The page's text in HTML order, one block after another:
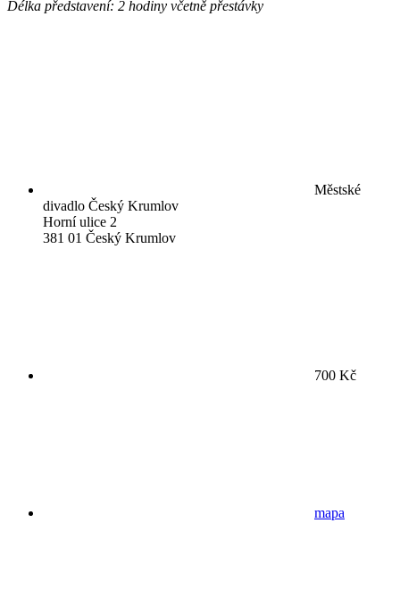
Délka představení: 2 hodiny včetně přestávky
Městské
divadlo Český Krumlov
Horní ulice 2
381 01 Český Krumlov
700 Kč
mapa